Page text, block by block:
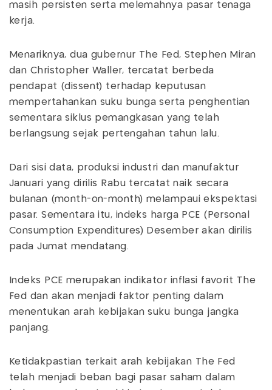
masih persisten serta melemahnya pasar tenaga
kerja.
Menariknya, dua gubernur The Fed, Stephen Miran
dan Christopher Waller, tercatat berbeda
pendapat (dissent) terhadap keputusan
mempertahankan suku bunga serta penghentian
sementara siklus pemangkasan yang telah
berlangsung sejak pertengahan tahun lalu.
Dari sisi data, produksi industri dan manufaktur
Januari yang dirilis Rabu tercatat naik secara
bulanan (month-on-month) melampaui ekspektasi
pasar. Sementara itu, indeks harga PCE (Personal
Consumption Expenditures) Desember akan dirilis
pada Jumat mendatang.
Indeks PCE merupakan indikator inflasi favorit The
Fed dan akan menjadi faktor penting dalam
menentukan arah kebijakan suku bunga jangka
panjang.
Ketidakpastian terkait arah kebijakan The Fed
telah menjadi beban bagi pasar saham dalam